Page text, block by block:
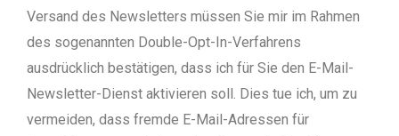
Versand des Newsletters müssen Sie mir im Rahmen
des sogenannten Double-Opt-In-Verfahrens
ausdrücklich bestätigen, dass ich für Sie den E-Mail-
Newsletter-Dienst aktivieren soll. Dies tue ich, um zu
vermeiden, dass fremde E-Mail-Adressen für